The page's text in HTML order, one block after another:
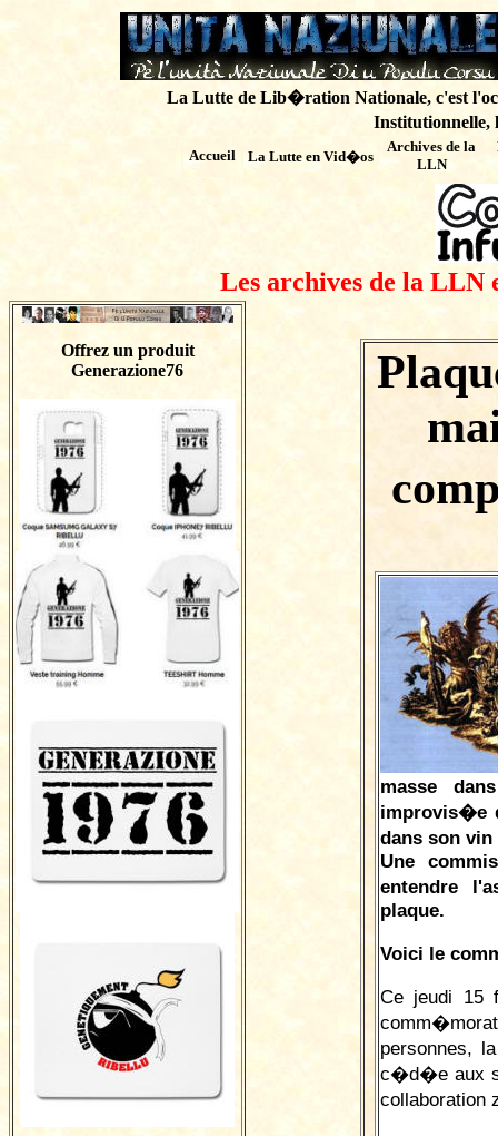
La Lutte de Lib�ration Nationale, c'est
Institutionnelle,
Accueil La Lutte en Vid�os
Archives de la
LLN
Les archives de la LLN
Offrez un produit
Generazione76
masse
improvis�e
dans son
Une
entendre
plaque.
Voici le
Ce jeudi 15
personnes,
c�d�e aux